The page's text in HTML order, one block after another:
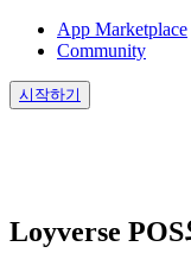
App Marketplace
Community
시작하기
Loyverse